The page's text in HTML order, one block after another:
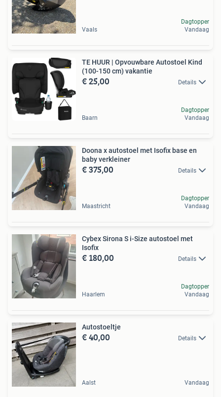
Vaals
Dagtopper
Vandaag
TE HUUR | Opvouwbare Autostoel Kind
(100-150 cm) vakantie
€ 25,00 Details
Baarn
Dagtopper
Vandaag
Doona x autostoel met Isofix base en
baby verkleiner
€ 375,00 Details
Maastricht
Dagtopper
Vandaag
Cybex Sirona S i-Size autostoel met
Isofix
€ 180,00 Details
Haarlem
Dagtopper
Vandaag
Autostoeltje
€ 40,00 Details
Aalst Vandaag